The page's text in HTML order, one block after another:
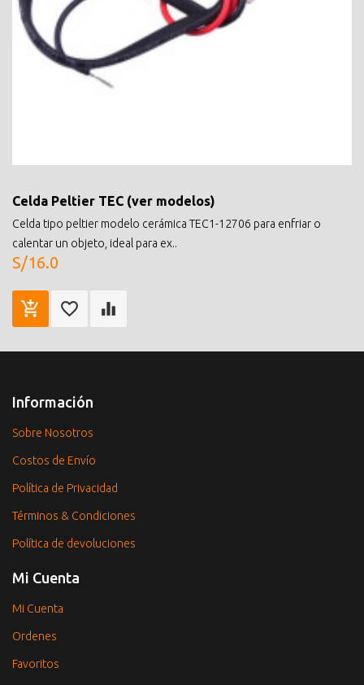
Celda Peltier TEC (ver modelos)
Celda tipo peltier modelo cerámica TEC1-12706 para enfriar o
calentar un objeto, ideal para ex..
S/16.0
Información
Sobre Nosotros
Costos de Envío
Política de Privacidad
Términos & Condiciones
Política de devoluciones
Mi Cuenta
Mi Cuenta
Ordenes
Favoritos